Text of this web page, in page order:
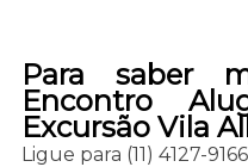
Para saber
Encontro
Excursão Vila
Ligue para (11) 4127-9166